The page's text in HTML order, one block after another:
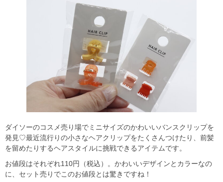
ダイソーのコスメ売り場でミニサイズのかわいいバンスクリップを
発見♡最近流行りの小さなヘアクリップをたくさんつけたり、前髪
を留めたりするヘアスタイルに挑戦できるアイテムです。
お値段はそれぞれ110円（税込）。かわいいデザインとカラーなの
に、セット売りでこのお値段とは驚きですね！